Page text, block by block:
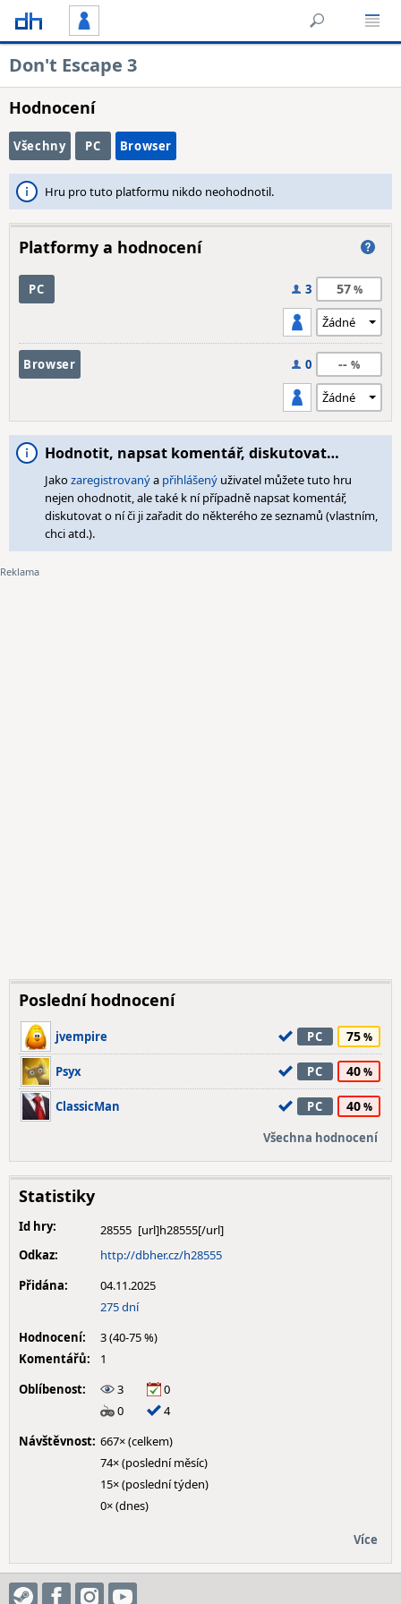
Don't Escape 3
Hodnocení
Všechny PC Browser
Hru pro tuto platformu nikdo neohodnotil.
Platformy a hodnocení
PC 3 57
Browser 0 --
Hodnotit, napsat komentář, diskutovat…
Jakozaregistrovanýa přihlášený uživatel můžete tuto hru
nejen ohodnotit, ale také k ní případně napsat komentář,
diskutovat o ní či ji zařadit do některého ze seznamů (vlastním,
chci atd.).
Poslední hodnocení
jvempire PC 75
Psyx PC 40
ClassicMan PC 40
Všechna hodnocení
Statistiky
Id hry:
28555
Odkaz:
http://dbher.cz/h28555
Přidána:
04.11.2025
275 dní
Hodnocení:
3 (40-75 %)
Komentářů:
1
Oblíbenost:
3
0
0
4
Návštěvnost: 667× (celkem)
74× (poslední měsíc)
15× (poslední týden)
0× (dnes)
Více